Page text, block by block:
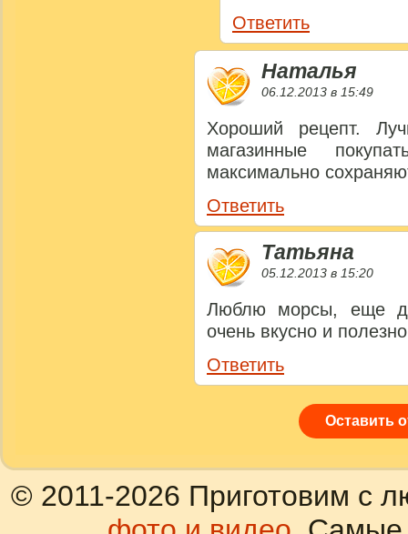
Ответить
Наталья
06.12.2013 в 15:49
Хороший рецепт.
магазинные
максимально
Ответить
Татьяна
05.12.2013 в 15:20
Люблю морсы, еще
очень вкусно и
Ответить
Оставить
© 2011-2026 Приготовим с